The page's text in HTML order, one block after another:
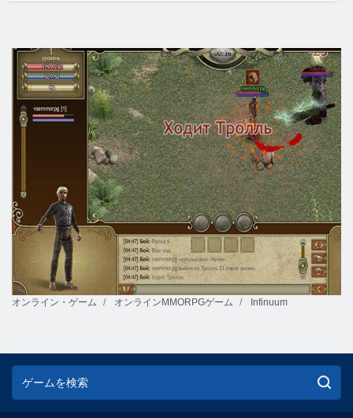
オンライン・ゲーム オンラインMMORPGゲーム Infinuum